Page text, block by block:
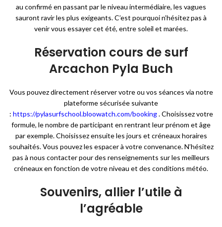
au confirmé en passant par le niveau intermédiaire, les vagues
sauront ravir les plus exigeants. C’est pourquoi n’hésitez pas à
venir vous essayer cet été, entre soleil et marées.
Réservation cours de surf
Arcachon Pyla Buch
Vous pouvez directement réserver votre ou vos séances via notre
plateforme sécurisée suivante
: https://pylasurfschool.bloowatch.com/booking . Choisissez votre
formule, le nombre de participant en rentrant leur prénom et âge
par exemple. Choisissez ensuite les jours et créneaux horaires
souhaités. Vous pouvez les espacer à votre convenance. N’hésitez
pas à nous contacter pour des renseignements sur les meilleurs
créneaux en fonction de votre niveau et des conditions météo.
Souvenirs, allier l’utile à
l’agréable